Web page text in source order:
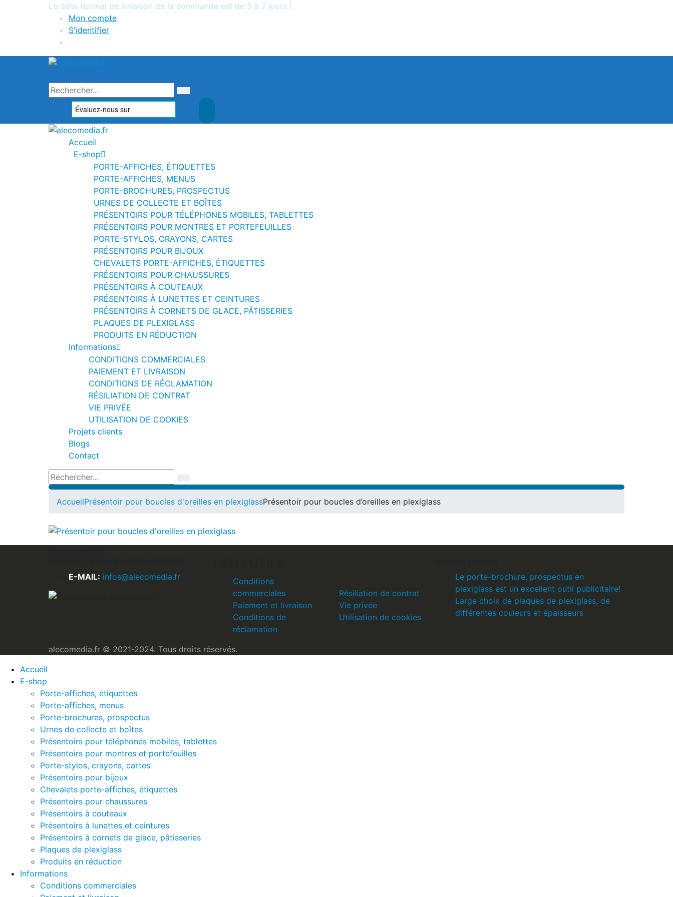
Le délai normal de livraison de la commande est de 5 à 7 jours.
Mon compte
S'identifier
Accueil
E-shop
PORTE-AFFICHES, ÉTIQUETTES
PORTE-AFFICHES, MENUS
PORTE-BROCHURES, PROSPECTUS
URNES DE COLLECTE ET BOÎTES
PRÉSENTOIRS POUR TÉLÉPHONES MOBILES, TABLETTES
PRÉSENTOIRS POUR MONTRES ET PORTEFEUILLES
PORTE-STYLOS, CRAYONS, CARTES
PRÉSENTOIRS POUR BIJOUX
CHEVALETS PORTE-AFFICHES, ÉTIQUETTES
PRÉSENTOIRS POUR CHAUSSURES
PRÉSENTOIRS À COUTEAUX
PRÉSENTOIRS À LUNETTES ET CEINTURES
PRÉSENTOIRS À CORNETS DE GLACE, PÂTISSERIES
PLAQUES DE PLEXIGLASS
PRODUITS EN RÉDUCTION
Informations
CONDITIONS COMMERCIALES
PAIEMENT ET LIVRAISON
CONDITIONS DE RÉCLAMATION
RÉSILIATION DE CONTRAT
VIE PRIVÉE
UTILISATION DE COOKIES
Projets clients
Blogs
Contact
AccueilPrésentoir pour boucles d'oreilles en plexiglassPrésentoir pour boucles d’oreilles en plexiglass
E-MAIL: infos@alecomedia.fr
Conditions
commerciales
Paiement et livraison
Conditions de
réclamation
Résiliation de contrat
Vie privée
Utilisation de cookies
Le porte-brochure, prospectus en
plexiglass est un excellent outil publicitaire!
Large choix de plaques de plexiglass, de
différentes couleurs et épaisseurs
alecomedia.fr © 2021-2024. Tous droits réservés.
Accueil
E-shop
Porte-affiches, étiquettes
Porte-affiches, menus
Porte-brochures, prospectus
Urnes de collecte et boîtes
Présentoirs pour téléphones mobiles, tablettes
Présentoirs pour montres et portefeuilles
Porte-stylos, crayons, cartes
Présentoirs pour bijoux
Chevalets porte-affiches, étiquettes
Présentoirs pour chaussures
Présentoirs à couteaux
Présentoirs à lunettes et ceintures
Présentoirs à cornets de glace, pâtisseries
Plaques de plexiglass
Produits en réduction
Informations
Conditions commerciales